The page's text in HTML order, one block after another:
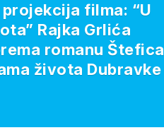
filma: “U
Rajka Grlića
romanu Štefica
života Dubravke